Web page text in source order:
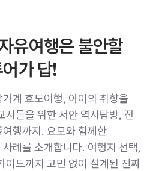
유여행은 불안할
가 답!
계 효도여행, 아이의 취향을
사들을 위한 서안 역사탐방, 전
행까지. 요모와 함께한
례를 소개합니다. 여행지 선택,
이드까지 고민 없이 설계된 진짜